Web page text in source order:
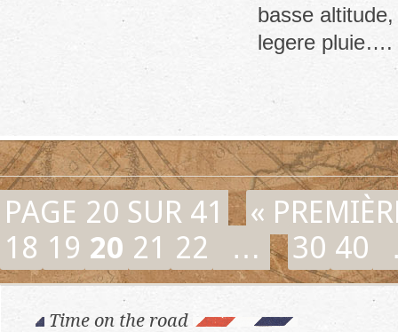
basse
legere pluie….
PAGE 20 SUR 41
«
18 19 20 21 22 … 30 40
Time on the road